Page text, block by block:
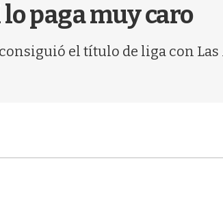
paga muy caro
el título de liga con